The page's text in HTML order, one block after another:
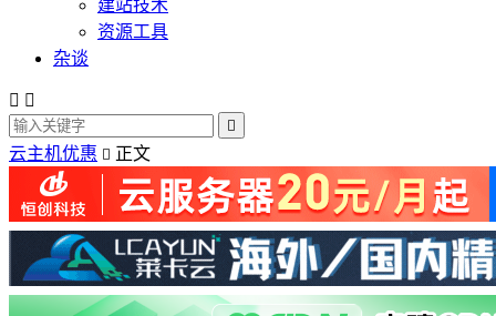
建站技术
资源工具
杂谈
 

云主机优惠  正文